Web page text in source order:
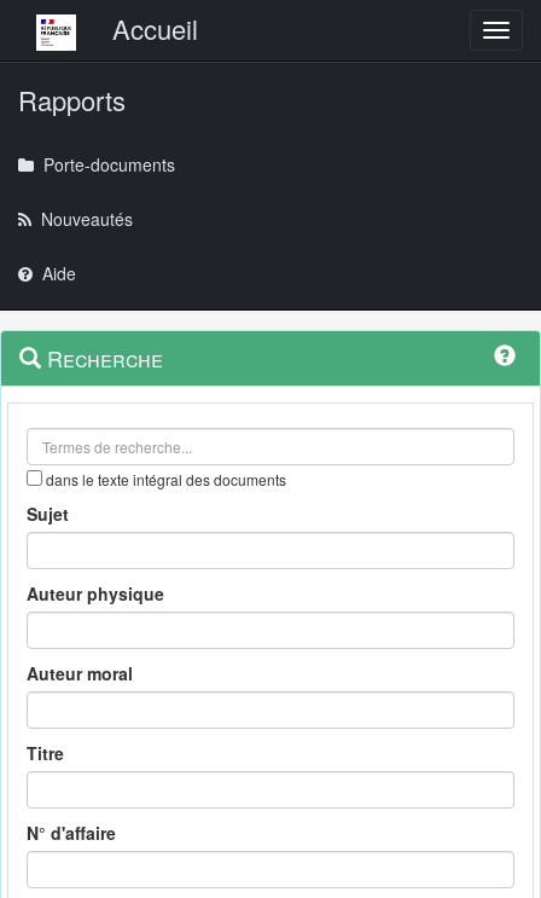
Menu principalAccueil
Rapports
Porte-documents
Nouveautés
Aide
Navigation
outils
Menu
contextuel
Recherche
dans le texte intégral des documents
Sujet
Auteur physique
Auteur moral
Titre
N° d'affaire